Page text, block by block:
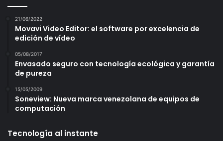
21/06/2022
Movavi Video Editor: el software por excelencia de
edición de vídeo
05/08/2017
Envasado seguro con tecnología ecológica y garantía
de pureza
15/05/2009
Soneview: Nueva marca venezolana de equipos de
computación
Tecnología al instante